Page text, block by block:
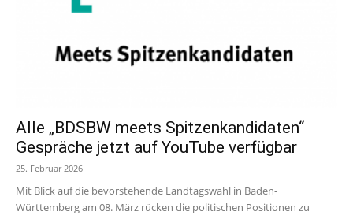
Alle „BDSBW meets Spitzenkandidaten“
Gespräche jetzt auf YouTube verfügbar
25. Februar 2026
Mit Blick auf die bevorstehende Landtagswahl in Baden-
Württemberg am 08. März rücken die politischen Positionen zu